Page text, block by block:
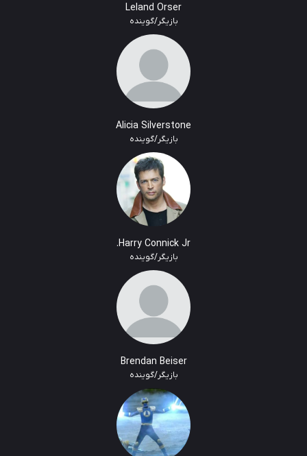
Leland Orser
بازیگر/گوینده
Alicia Silverstone
بازیگر/گوینده
Harry Connick Jr.
بازیگر/گوینده
Brendan Beiser
بازیگر/گوینده